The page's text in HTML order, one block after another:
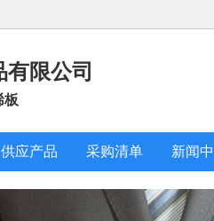
限公司
板
供应产品 采购清单 新闻